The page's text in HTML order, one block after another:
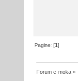
Pagine: [1]
Forum e-moka »